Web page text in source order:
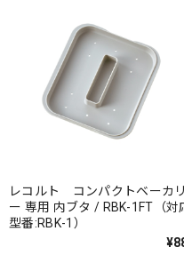
レコルト コンパクトベーカリ
ー 専用 内ブタ / RBK-1FT（対
型番:RBK-1）